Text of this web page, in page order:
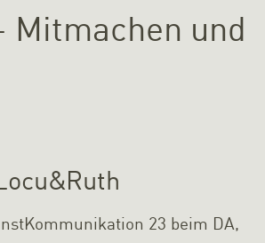
und
23 beim DA,